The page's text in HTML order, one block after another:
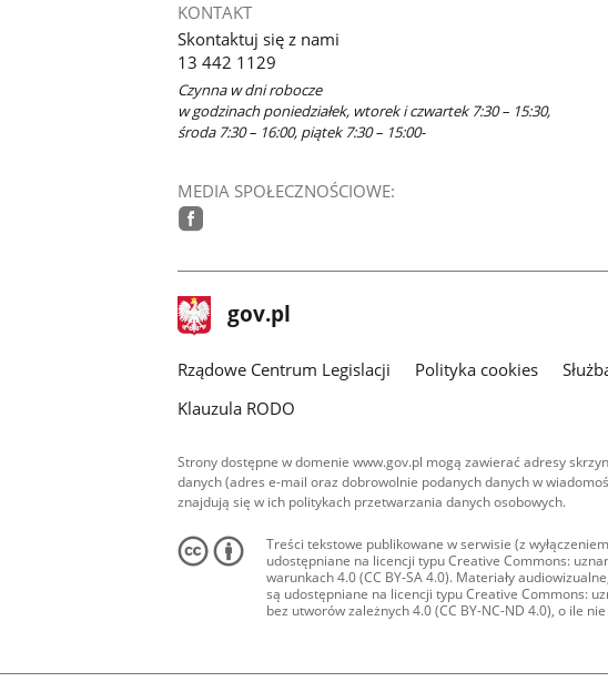
KONTAKT
Skontaktuj się z nami
13 442 1129
Czynna w dni robocze
w godzinach poniedziałek, wtorek i czwartek 7:30 – 15:30,
środa 7:30 – 16:00, piątek 7:30 – 15:00-
MEDIA SPOŁECZNOŚCIOWE:
stopka
gov.pl Strona
gov.pl
Rządowe Centrum Legislacji Polityka cookies
Klauzula RODO
Strony dostępne w domenie www.gov.pl mogą zawierać adresy
danych (adres e-mail oraz dobrowolnie podanych danych w
znajdują się w ich politykach przetwarzania danych osobowych.
Treści tekstowe publikowane w serwisie (z
udostępniane na licencji typu Creative Commons:
warunkach 4.0 (CC BY-SA 4.0). Materiały
są udostępniane na licencji typu Creative Commons:
bez utworów zależnych 4.0 (CC BY-NC-ND 4.0), o ile